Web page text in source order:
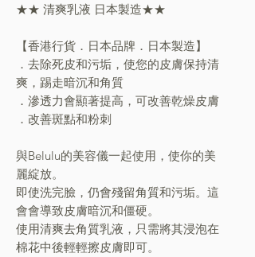
★★ 清爽乳液 日本製造★★
【香港行貨．日本品牌．日本製造】
．去除死皮和污垢，使您的皮膚保持清
爽，踢走暗沉和角質
．滲透力會顯著提高，可改善乾燥皮膚
．改善斑點和粉刺
與Belulu的美容儀一起使用，使你的美
麗綻放。
即使洗完臉，仍會殘留角質和污垢。這
會會導致皮膚暗沉和僵硬。
使用清爽去角質乳液，只需將其浸泡在
棉花中後輕輕擦皮膚即可。